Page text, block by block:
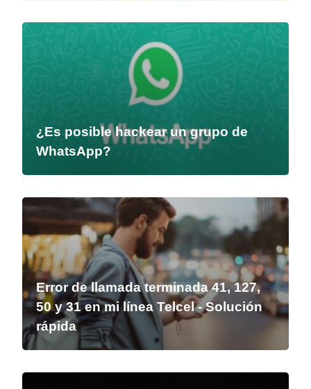
¿Es posible hackear un grupo de
WhatsApp?
Error de llamada terminada 41, 127,
50 y 31 en mi línea Telcel - Solución
rápida